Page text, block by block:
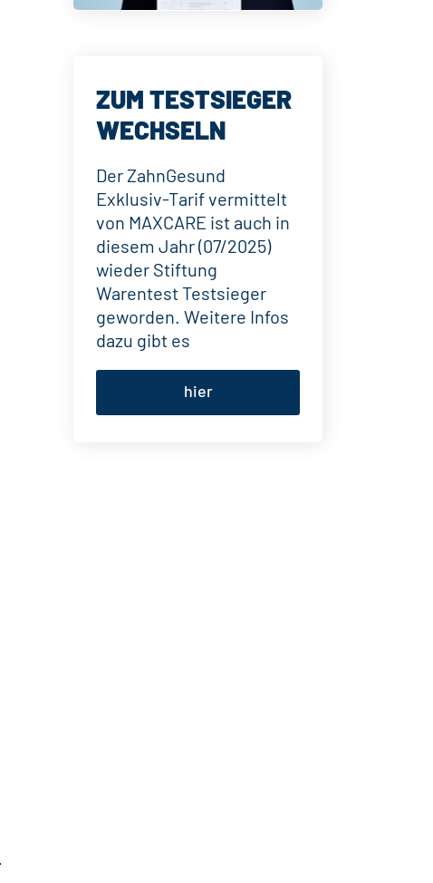
ZUM TESTSIEGER
WECHSELN
Der ZahnGesund
Exklusiv-Tarif vermittelt
von MAXCARE ist auch in
diesem Jahr (07/2025)
wieder Stiftung
Warentest Testsieger
geworden. Weitere Infos
dazu gibt es
hier